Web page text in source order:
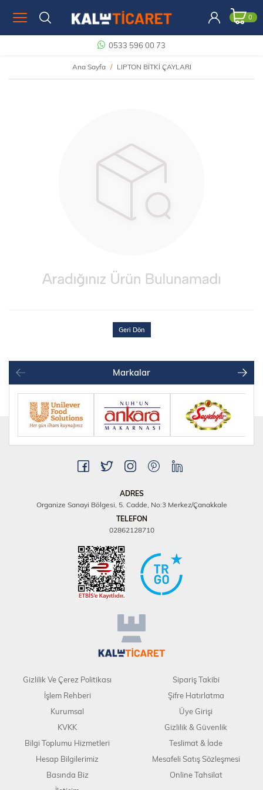
0
0533 596 00 73
Ana Sayfa LIPTON BİTKİ ÇAYLARI
Geri Dön
Markalar
ADRES
Organize Sanayi Bölgesi, 5. Cadde, No:3 Merkez/Çanakkale
TELEFON
02862128710
Gizlilik Ve Çerez Politikası
İşlem Rehberi
Kurumsal
KVKK
Bilgi Toplumu Hizmetleri
Hesap Bilgilerimiz
Basında Biz
Sipariş Takibi
Şifre Hatırlatma
Üye Girişi
Gizlilik & Güvenlik
Teslimat & İade
Mesafeli Satış Sözleşmesi
Online Tahsilat